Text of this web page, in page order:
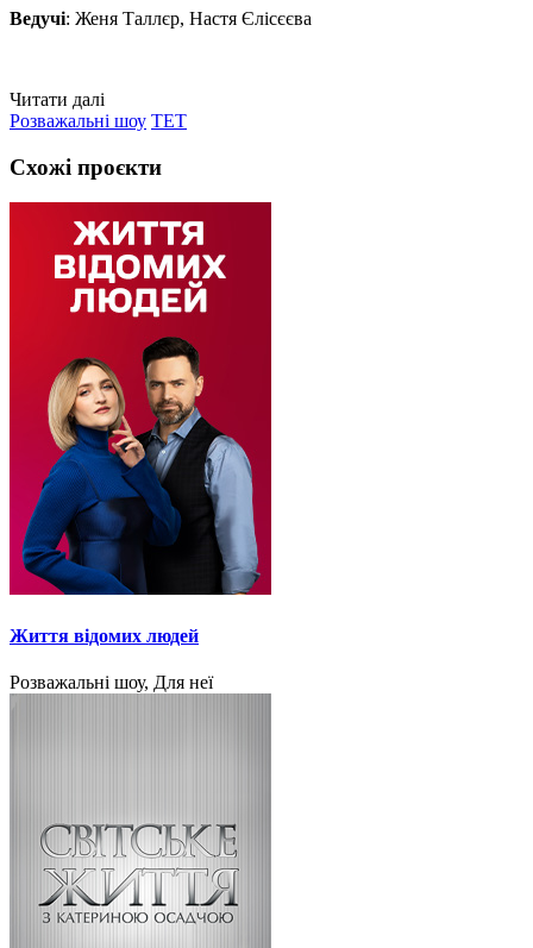
Ведучі: Женя Таллєр, Настя Єлісєєва
Читати далі
Розважальні шоу ТЕТ
Схожі проєкти
Життя відомих людей
Розважальні шоу, Для неї